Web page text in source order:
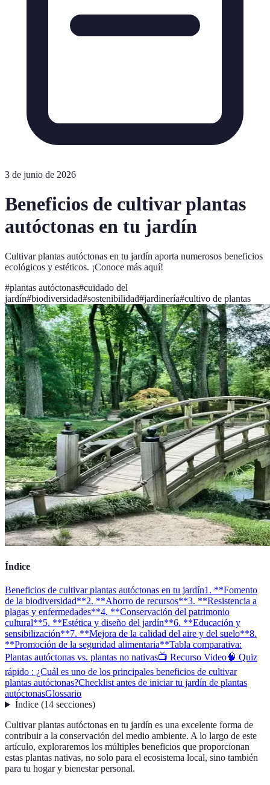
3 de junio de 2026
Beneficios de cultivar plantas
autóctonas en tu jardín
Cultivar plantas autóctonas en tu jardín aporta numerosos beneficios
ecológicos y estéticos. ¡Conoce más aquí!
#plantas autóctonas#cuidado del
jardín#biodiversidad#sostenibilidad#jardinería#cultivo de plantas
Índice
Beneficios de cultivar plantas autóctonas en tu jardín1. **Fomento
de la biodiversidad**2. **Ahorro de recursos**3. **Resistencia a
plagas y enfermedades**4. **Conservación del patrimonio
cultural**5. **Estética y diseño del jardín**6. **Educación y
sensibilización**7. **Mejora de la calidad del aire y del suelo**8.
**Promoción de la seguridad alimentaria**Tabla comparativa:
Plantas autóctonas vs. plantas no nativas📺 Recurso Video🧠 Quiz
rápido : ¿Cuál es uno de los principales beneficios de cultivar
plantas autóctonas?Checklist antes de iniciar tu jardín de plantas
autóctonasGlossario
Índice(14 secciones)
Cultivar plantas autóctonas en tu jardín es una excelente forma de
contribuir a la conservación del medio ambiente. A lo largo de este
artículo, exploraremos los múltiples beneficios que proporcionan
estas plantas nativas, no solo para el ecosistema local, sino también
para tu hogar y bienestar personal.